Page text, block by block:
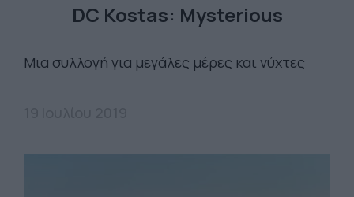
DC Kostas: Mysterious
Μια συλλογή για μεγάλες μέρες και νύχτες